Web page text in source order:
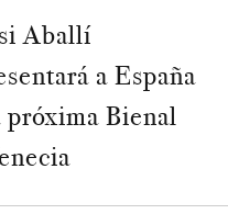
Aballí
a España
próxima Bienal